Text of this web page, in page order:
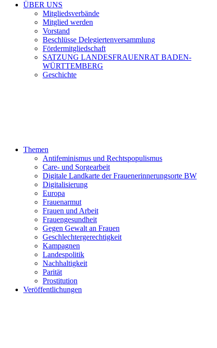
ÜBER UNS
Mitgliedsverbände
Mitglied werden
Vorstand
Beschlüsse Delegiertenversammlung
Fördermitgliedschaft
SATZUNG LANDESFRAUENRAT BADEN-
WÜRTTEMBERG
Geschichte
Themen
Antifeminismus und Rechtspopulismus
Care- und Sorgearbeit
Digitale Landkarte der Frauenerinnerungsorte BW
Digitalisierung
Europa
Frauenarmut
Frauen und Arbeit
Frauengesundheit
Gegen Gewalt an Frauen
Geschlechtergerechtigkeit
Kampagnen
Landespolitik
Nachhaltigkeit
Parität
Prostitution
Veröffentlichungen